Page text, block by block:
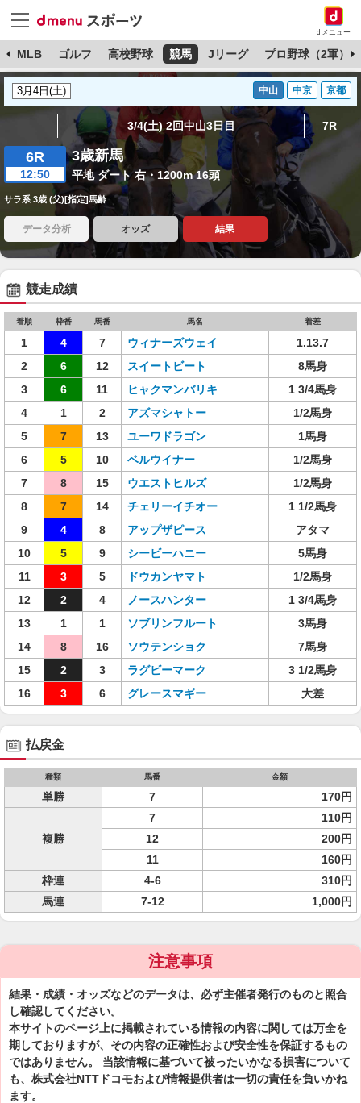
dメニュー
MLB ゴルフ 高校野球 競馬 Jリーグ プロ野球（2軍）
中山 中京 京都
3/4(土) 2回中山3日目 7R
6R
12:50
3歳新馬
平地 ダート 右・1200m 16頭
サラ系 3歳 (父)[指定]馬齢
データ分析 オッズ 結果
競走成績
着順 枠番 馬番 馬名 着差
1 4 7 ウィナーズウェイ
1.13.7
2
6 12 スイートビート
8馬身
3
6 11 ヒャクマンバリキ
1 3/4馬身
4
1 2 アズマシャトー
1/2馬身
5
7 13 ユーワドラゴン
1馬身
6
5 10 ベルウイナー
1/2馬身
7
8 15 ウエストヒルズ
1/2馬身
8
7 14 チェリーイチオー
1 1/2馬身
9
4 8 アップザピース
アタマ
10
5 9 シービーハニー
5馬身
11
3 5 ドウカンヤマト
1/2馬身
12
2 4 ノースハンター
1 3/4馬身
13
1 1 ソブリンフルート
3馬身
14
8 16 ソウテンショク
7馬身
15
2 3 ラグビーマーク
3 1/2馬身
16
3 6 グレースマギー 大差
払戻金
種類 馬番 金額
単勝 7 170円
複勝
7
110円
12
200円
11
160円
枠連
4-6
310円
馬連
7-12 1,000円
注意事項
結果・成績・オッズなどのデータは、必ず主催者発行のものと照合
し確認してください。
本サイトのページ上に掲載されている情報の内容に関しては万全を
期しておりますが、その内容の正確性および安全性を保証するもの
ではありません。 当該情報に基づいて被ったいかなる損害について
も、株式会社NTTドコモおよび情報提供者は一切の責任を負いかね
ます。